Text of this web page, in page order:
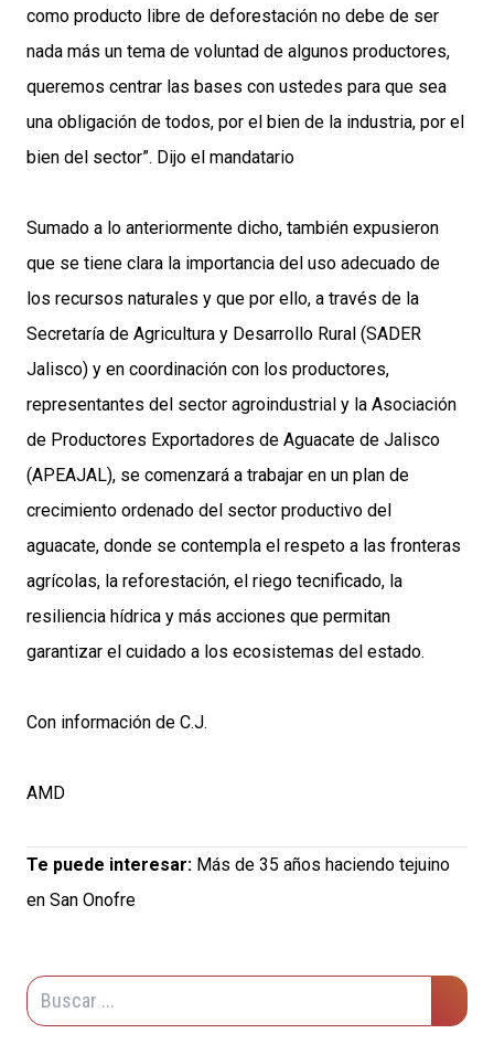
como producto libre de deforestación no debe de ser
nada más un tema de voluntad de algunos productores,
queremos centrar las bases con ustedes para que sea
una obligación de todos, por el bien de la industria, por el
bien del sector”. Dijo el mandatario
Sumado a lo anteriormente dicho, también expusieron
que se tiene clara la importancia del uso adecuado de
los recursos naturales y que por ello, a través de la
Secretaría de Agricultura y Desarrollo Rural (SADER
Jalisco) y en coordinación con los productores,
representantes del sector agroindustrial y la Asociación
de Productores Exportadores de Aguacate de Jalisco
(APEAJAL), se comenzará a trabajar en un plan de
crecimiento ordenado del sector productivo del
aguacate, donde se contempla el respeto a las fronteras
agrícolas, la reforestación, el riego tecnificado, la
resiliencia hídrica y más acciones que permitan
garantizar el cuidado a los ecosistemas del estado.
Con información de C.J.
AMD
Te puede interesar: Más de 35 años haciendo tejuino
en San Onofre